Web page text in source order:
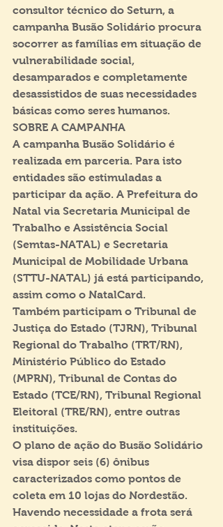
consultor técnico do Seturn, a
campanha Busão Solidário procura
socorrer as famílias em situação de
vulnerabilidade social,
desamparados e completamente
desassistidos de suas necessidades
básicas como seres humanos.
SOBRE A CAMPANHA
A campanha Busão Solidário é
realizada em parceria. Para isto
entidades são estimuladas a
participar da ação. A Prefeitura do
Natal via Secretaria Municipal de
Trabalho e Assistência Social
(Semtas-NATAL) e Secretaria
Municipal de Mobilidade Urbana
(STTU-NATAL) já está participando,
assim como o NatalCard.
Também participam o Tribunal de
Justiça do Estado (TJRN), Tribunal
Regional do Trabalho (TRT/RN),
Ministério Público do Estado
(MPRN), Tribunal de Contas do
Estado (TCE/RN), Tribunal Regional
Eleitoral (TRE/RN), entre outras
instituições.
O plano de ação do Busão Solidário
visa dispor seis (6) ônibus
caracterizados como pontos de
coleta em 10 lojas do Nordestão.
Havendo necessidade a frota será